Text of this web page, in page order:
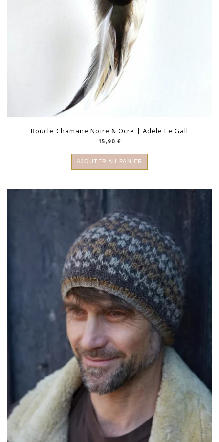
Boucle Chamane Noire & Ocre | Adèle Le Gall
15,90 €
AJOUTER AU PANIER